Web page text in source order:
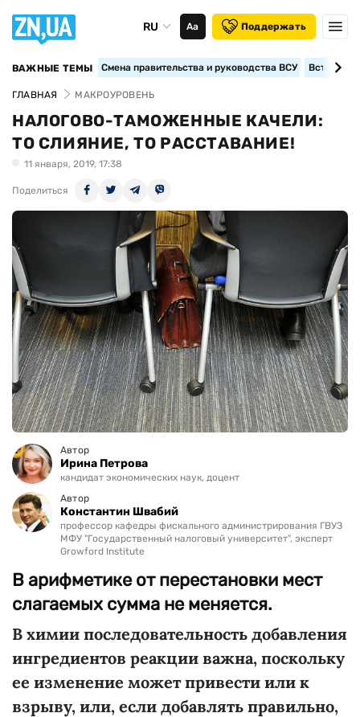
RU Аа Поддержать
ВАЖНЫЕ ТЕМЫ Смена правительства и руководства ВСУ
ГЛАВНАЯ МАКРОУРОВЕНЬ
НАЛОГОВО-ТАМОЖЕННЫЕ КАЧЕЛИ:
ТО СЛИЯНИЕ, ТО РАССТАВАНИЕ!
11 января, 2019, 17:38
Поделиться
Автор
Ирина Петрова
кандидат экономических наук, доцент
Автор
Константин Швабий
профессор кафедры фискального администрирования ГВУЗ
МФУ "Государственный налоговый университет", эксперт
Growford Institute
В арифметике от перестановки мест
слагаемых сумма не меняется.
В химии последовательность добавления
ингредиентов реакции важна, поскольку
ее изменение может привести или к
взрыву, или, если добавлять правильно,